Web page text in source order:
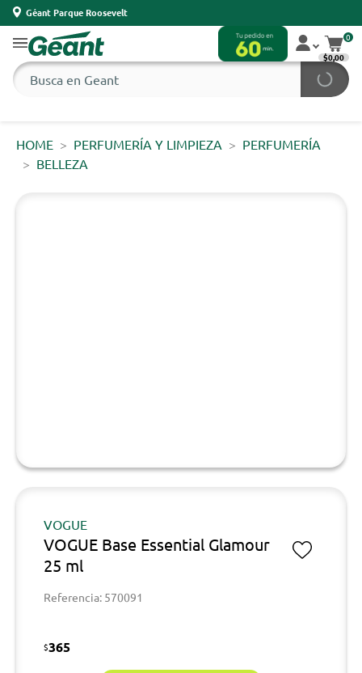
Géant Parque Roosevelt
0
$0,00
HOME PERFUMERÍA Y LIMPIEZA
PERFUMERÍA
BELLEZA
VOGUE
VOGUE Base Essential Glamour
25 ml
Referencia: 570091
$365